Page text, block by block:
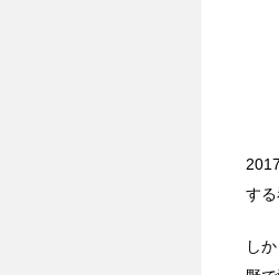
する
し